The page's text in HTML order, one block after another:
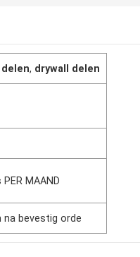
, drywall delen
MAAND
na bevestig orde